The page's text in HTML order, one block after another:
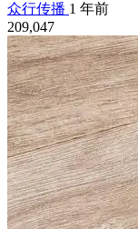
众行传播 1 年前
209,047